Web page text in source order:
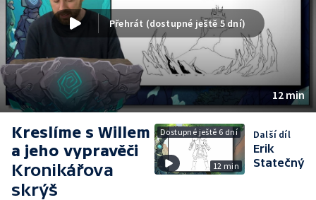
Přehrát (dostupné ještě 5 dní)
12 min
Kreslíme s Willem
a jeho vypravěči
Kronikářova
skrýš
Dostupné ještě 6 dní
12 min
Další díl
Erik
Statečný